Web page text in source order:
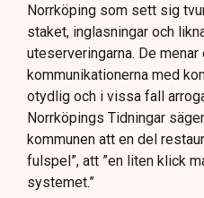
Norrköping som sett sig
staket, inglasningar och
uteserveringarna. De
kommunikationerna med
otydlig och i vissa fall
Norrköpings Tidningar
kommunen att en del
fulspel”, att ”en liten klick
systemet.”